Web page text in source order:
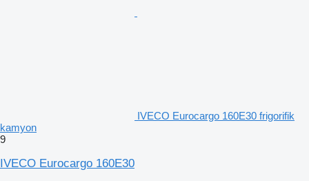
IVECO Eurocargo 160E30 frigorifik
kamyon
9
IVECO Eurocargo 160E30